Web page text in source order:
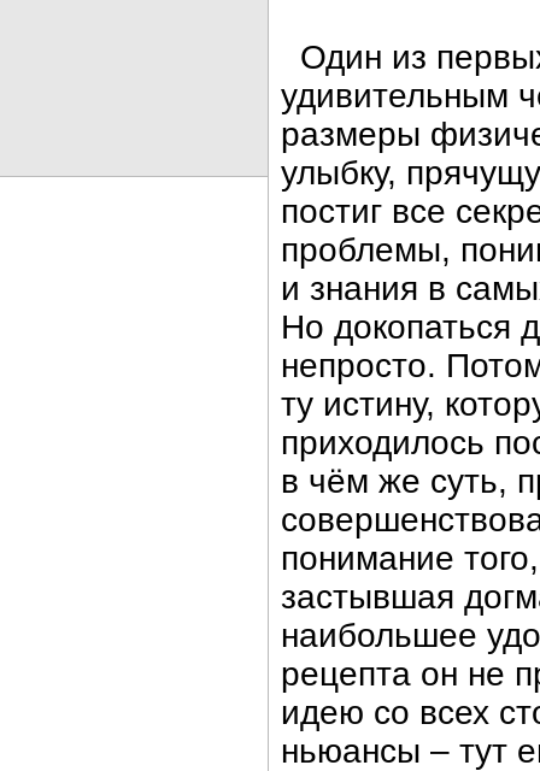
Один из
удивительным
размеры
улыбку,
постиг все
проблемы,
и знания в
Но докопаться
непросто.
ту истину,
приходилось
в чём же суть,
понимание
застывшая
наибольшее
рецепта он не
идею со всех
ньюансы – тут